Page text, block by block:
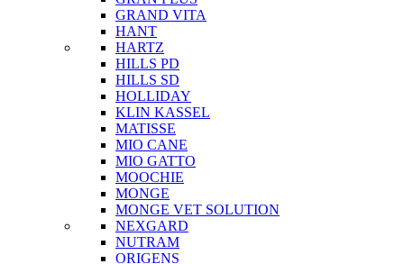
GRAND VITA
HANT
HARTZ
HILLS PD
HILLS SD
HOLLIDAY
KLIN KASSEL
MATISSE
MIO CANE
MIO GATTO
MOOCHIE
MONGE
MONGE VET SOLUTION
NEXGARD
NUTRAM
ORIGENS